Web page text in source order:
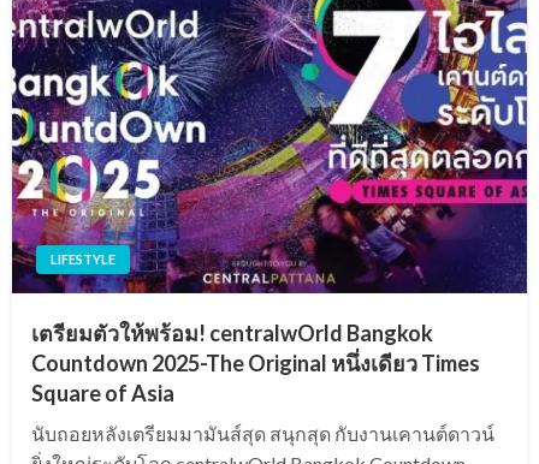
LIFESTYLE
เตรียมตัวให้พร้อม! centralwOrld Bangkok
Countdown 2025-The Original หนึ่งเดียว Times
Square of Asia
นับถอยหลังเตรียมมามันส์สุด สนุกสุด กับงานเคานต์ดาวน์